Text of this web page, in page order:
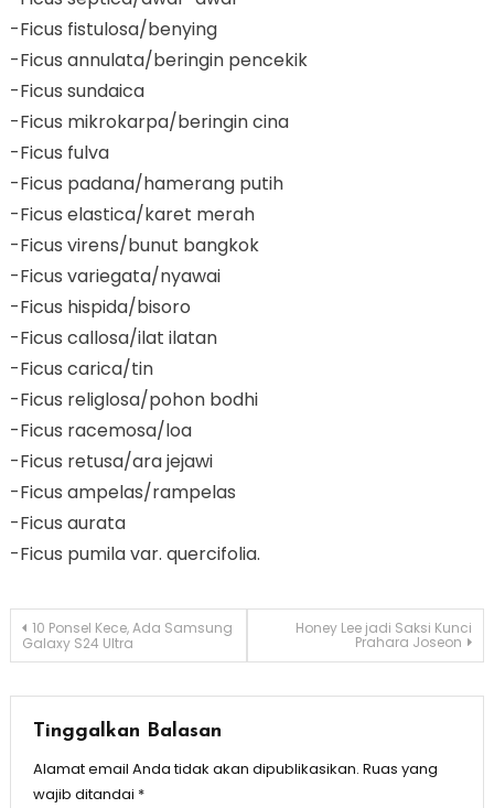
-Ficus fistulosa/benying
-Ficus annulata/beringin pencekik
-Ficus sundaica
-Ficus mikrokarpa/beringin cina
-Ficus fulva
-Ficus padana/hamerang putih
-Ficus elastica/karet merah
-Ficus virens/bunut bangkok
-Ficus variegata/nyawai
-Ficus hispida/bisoro
-Ficus callosa/ilat ilatan
-Ficus carica/tin
-Ficus religlosa/pohon bodhi
-Ficus racemosa/loa
-Ficus retusa/ara jejawi
-Ficus ampelas/rampelas
-Ficus aurata
-Ficus pumila var. quercifolia.
Navigasi
pos
10 Ponsel Kece, Ada Samsung
Galaxy S24 Ultra
Honey Lee jadi Saksi Kunci
Prahara Joseon
Tinggalkan Balasan
Alamat email Anda tidak akan dipublikasikan. Ruas yang
wajib ditandai *